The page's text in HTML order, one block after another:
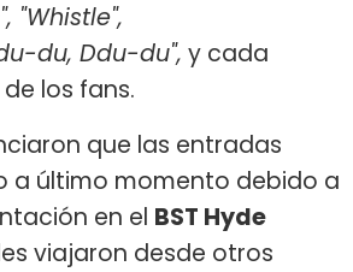
"Whistle",
du, Ddu-du", y cada
los fans.
que las entradas
a último momento debido a
en el BST Hyde
viajaron desde otros